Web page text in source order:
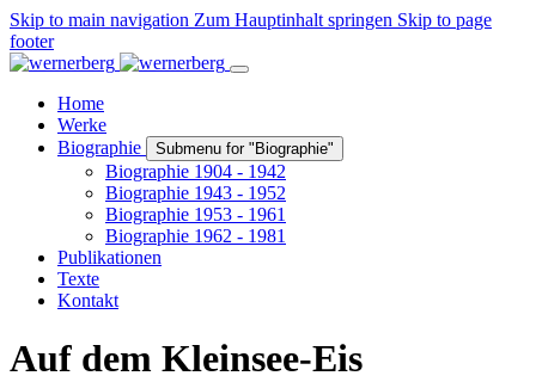
Skip to main navigation Zum Hauptinhalt springen Skip to page
footer
Home
Werke
Biographie
Submenu for "Biographie"
Biographie 1904 - 1942
Biographie 1943 - 1952
Biographie 1953 - 1961
Biographie 1962 - 1981
Publikationen
Texte
Kontakt
Auf dem Kleinsee-Eis